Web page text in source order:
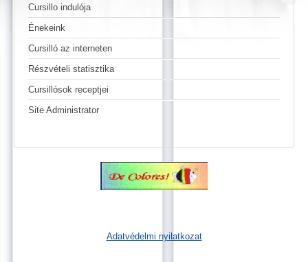
Cursillo indulója
Énekeink
Cursilló az interneten
Részvételi statisztika
Cursillósok receptjei
Site Administrator
Adatvédelmi nyilatkozat